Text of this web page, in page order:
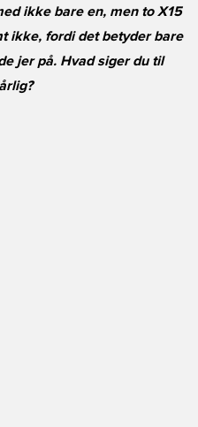
ikke bare en, men to X15
ikke, fordi det betyder bare
jer på. Hvad siger du til